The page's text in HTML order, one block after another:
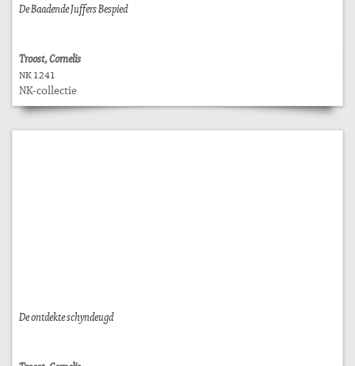
De Baadende Juffers Bespied
Troost, Cornelis
NK 1241
NK-collectie
De ontdekte schyndeugd